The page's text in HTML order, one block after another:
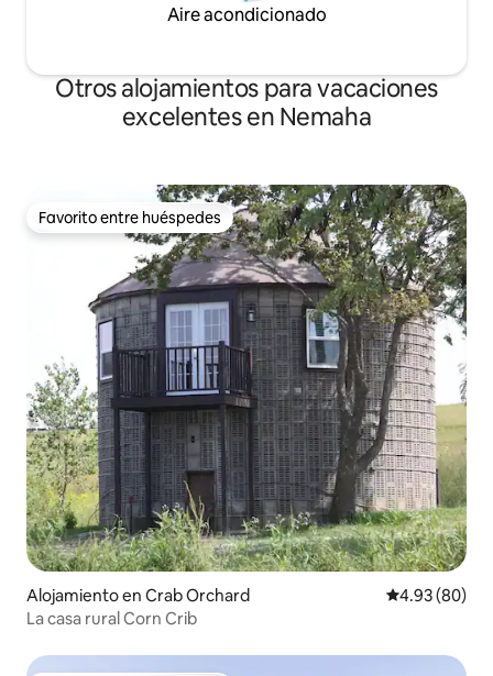
Aire acondicionado
Otros alojamientos para vacaciones
excelentes en Nemaha
Favorito entre huéspedes
Favorito entre huéspedes
Alojamiento en Crab Orchard Calificación
4.93 (80)
La casa rural Corn Crib